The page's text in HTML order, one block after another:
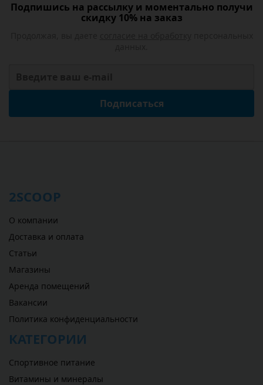
Подпишись на рассылку и моментально получи
скидку 10% на заказ
Подписаться
2SCOOP
О компании
Доставка и оплата
Статьи
Магазины
Аренда помещений
Вакансии
Политика конфиденциальности
КАТЕГОРИИ
Спортивное питание
Витамины и минералы